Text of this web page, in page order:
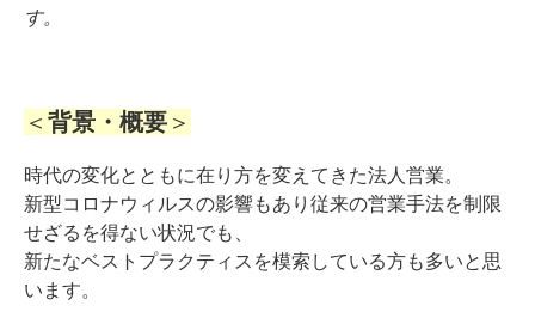
す。
＜ 背景・概要 ＞
時代の変化とともに在り方を変えてきた法人営業。
新型コロナウィルスの影響もあり従来の営業手法を制限
せざるを得ない状況でも、
新たなベストプラクティスを模索している方も多いと思
います。